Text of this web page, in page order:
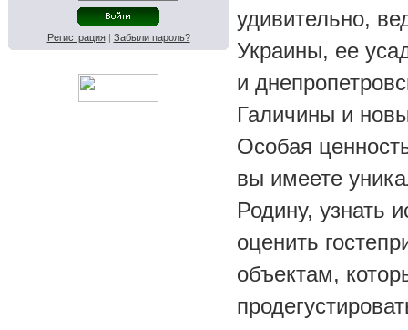
Регистрация| Забыли пароль?
удивительно,
Украины, ее
и
Галичины и
Особая
вы имеете
Родину, узнать
оценить
объектам,